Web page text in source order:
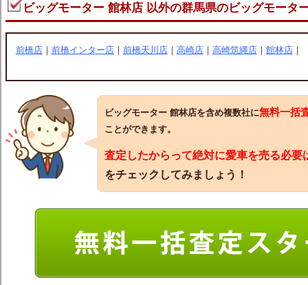
ビッグモーター 館林店 以外の群馬県のビッグモータ
前橋店｜ 前橋インター店｜ 前橋天川店｜ 高崎店｜ 高崎筑縄店｜ 館林店｜
ビッグモーター 館林店を含め複数社に無料一括
ことができます。
査定したからって絶対に愛車を売る必要
をチェックしてみましょう！